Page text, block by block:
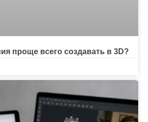
проще всего создавать в 3D?